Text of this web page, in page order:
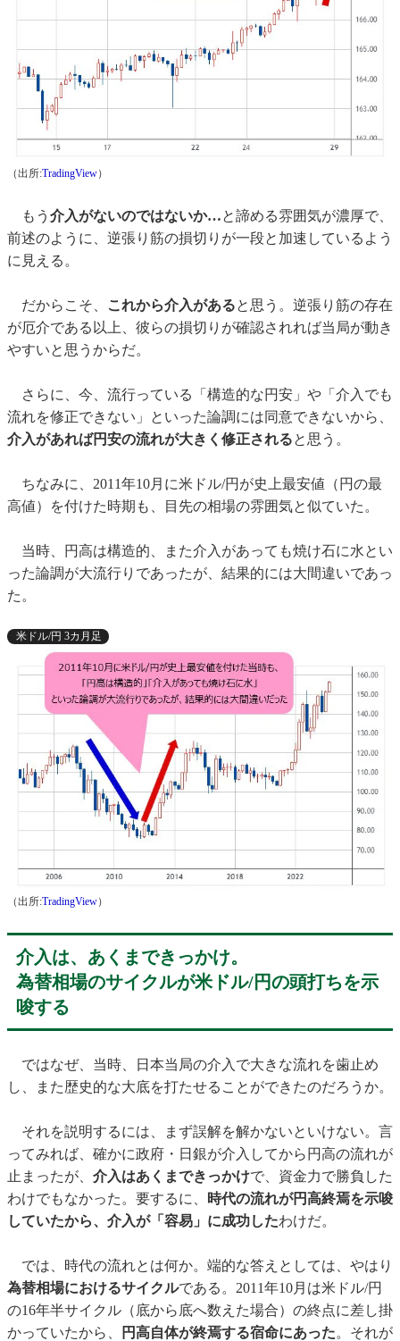
（出所:TradingView）
もう 介入がないのではないか…と諦める雰囲気が濃厚で、
前述のように、逆張り筋の損切りが一段と加速しているよう
に見える。
だからこそ、 これから介入があると思う。逆張り筋の存在
が厄介である以上、彼らの損切りが確認されれば当局が動き
やすいと思うからだ。
さらに、今、流行っている「構造的な円安」や「介入でも
流れを修正できない」といった論調には同意できないから、
介入があれば円安の流れが大きく修正されると思う。
ちなみに、2011年10月に米ドル/円が史上最安値（円の最
高値）を付けた時期も、目先の相場の雰囲気と似ていた。
当時、円高は構造的、また介入があっても焼け石に水とい
った論調が大流行りであったが、結果的には大間違いであっ
た。
米ドル/円 3カ月足
（出所:TradingView）
介入は、あくまできっかけ。
為替相場のサイクルが米ドル/円の頭打ちを示
唆する
ではなぜ、当時、日本当局の介入で大きな流れを歯止め
し、また歴史的な大底を打たせることができたのだろうか。
それを説明するには、まず誤解を解かないといけない。言
ってみれば、確かに政府・日銀が介入してから円高の流れが
止まったが、 介入はあくまできっかけで、資金力で勝負した
わけでもなかった。要するに、
時代の流れが円高終焉を示唆
していたから、介入が「容易」に成功したわけだ。
では、時代の流れとは何か。端的な答えとしては、やはり
為替相場におけるサイクルである。2011年10月は米ドル/円
の16年半サイクル（底から底へ数えた場合）の終点に差し掛
かっていたから、
円高自体が終焉する宿命にあった。それが